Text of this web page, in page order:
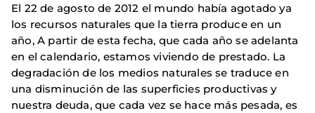
El 22 de agosto de 2012 el mundo había agotado ya
los recursos naturales que la tierra produce en un
año, A partir de esta fecha, que cada año se adelanta
en el calendario, estamos viviendo de prestado. La
degradación de los medios naturales se traduce en
una disminución de las superficies productivas y
nuestra deuda, que cada vez se hace más pesada, es